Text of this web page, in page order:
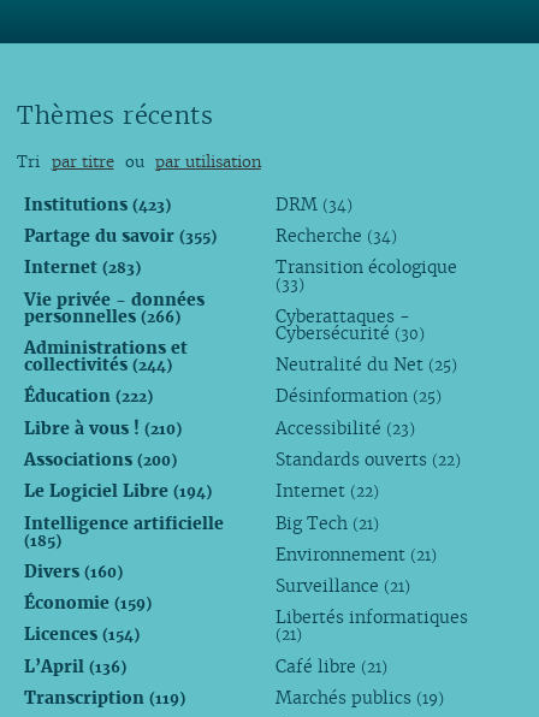
Thèmes récents
Tri par titre ou par utilisation
Institutions (423)
Partage du savoir (355)
Internet (283)
Vie privée - données
personnelles (266)
Administrations et
collectivités (244)
Éducation (222)
Libre à vous ! (210)
Associations (200)
Le Logiciel Libre (194)
Intelligence artificielle
(185)
Divers (160)
Économie (159)
Licences (154)
L’April (136)
Transcription (119)
DRM (34)
Recherche (34)
Transition écologique
(33)
Cyberattaques -
Cybersécurité (30)
Neutralité du Net (25)
Désinformation (25)
Accessibilité (23)
Standards ouverts (22)
Internet (22)
Big Tech (21)
Environnement (21)
Surveillance (21)
Libertés informatiques
(21)
Café libre (21)
Marchés publics (19)